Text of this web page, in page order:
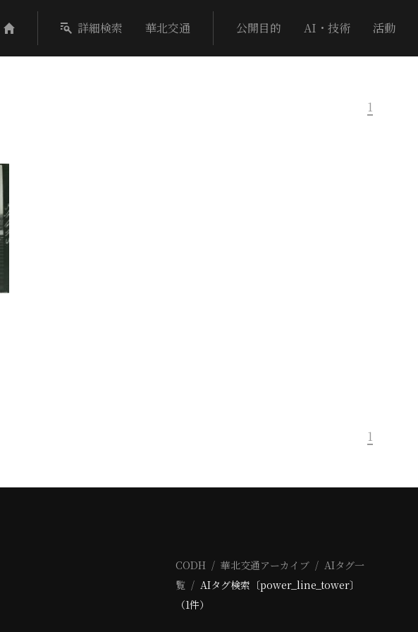
詳細検索 華北交通 公開目的 AI・技術 活動
1
1
CODH 華北交通アーカイブ
AIタグ一
覧
AIタグ検索〔power_line_tower〕
（1件）